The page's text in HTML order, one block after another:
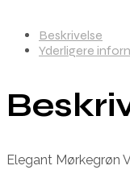
Beskrivelse
Yderligere
Elegant Mørkegrøn